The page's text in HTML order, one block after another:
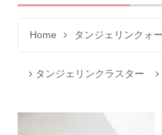
Home タンジェリンクォ
タンジェリンクラスター